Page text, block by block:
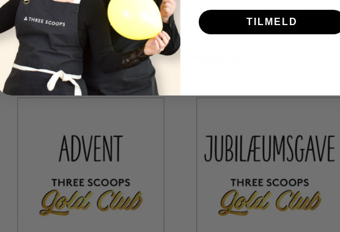
Other Fine Products
TILMELD